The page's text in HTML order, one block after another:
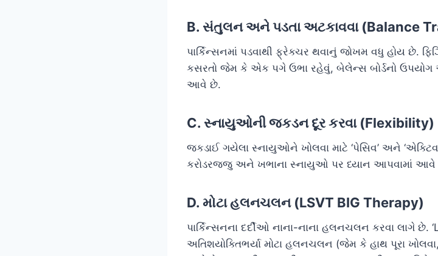
B. સંતુલન અને પડતા અટકાવવા (Balance
પાર્કિન્સનમાં પડવાથી ફ્રેક્ચર થવાનું જોખમ વધુ હોય છે.
કસરતો જેમ કે એક પગે ઉભા રહેવું, બેલેન્સ બોર્ડનો ઉપયોગ
આવે છે.
C. સ્નાયુઓની જકડન દૂર કરવા (Flexibility)
જકડાઈ ગયેલા સ્નાયુઓને ખોલવા માટે ‘પેસિવ’ અને
કરોડરજ્જુ અને ખભાના સ્નાયુઓ પર ધ્યાન આપવામાં આવે છે
D. મોટા હલનચલન (LSVT BIG Therapy)
પાર્કિન્સનના દર્દીઓ નાના-નાના હલનચલન કરવા લાગે છે.
અતિશયોક્તિભર્યા મોટા હલનચલન (જેમ કે હાથ પૂરા